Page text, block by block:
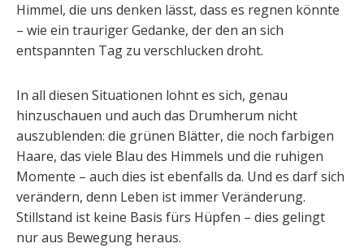
Himmel, die uns denken lässt, dass es regnen könnte
– wie ein trauriger Gedanke, der den an sich
entspannten Tag zu verschlucken droht.
In all diesen Situationen lohnt es sich, genau
hinzuschauen und auch das Drumherum nicht
auszublenden: die grünen Blätter, die noch farbigen
Haare, das viele Blau des Himmels und die ruhigen
Momente – auch dies ist ebenfalls da. Und es darf sich
verändern, denn Leben ist immer Veränderung.
Stillstand ist keine Basis fürs Hüpfen – dies gelingt
nur aus Bewegung heraus.